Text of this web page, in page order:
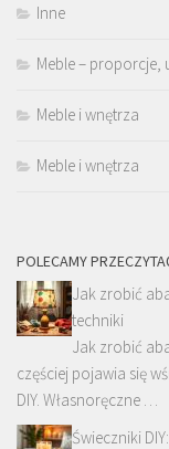
Inne
Meble – proporcje,
Meble i wnętrza
Meble i wnętrza
POLECAMY
Jak zrobić
techniki
Jak zrobić
częściej pojawia się
DIY. Własnoręczne …
Świeczniki